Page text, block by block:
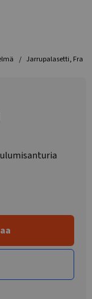
Jarrupalasetti,